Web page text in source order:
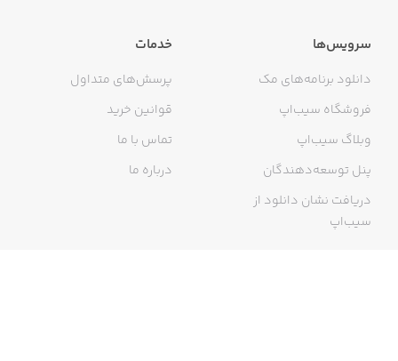
سرویس‌ها
دانلود برنامه‌های مک
فروشگاه سیب‌اپ
وبلاگ سیب‌اپ
پنل توسعه‌دهندگان
دریافت نشان دانلود از
سیب‌اپ
خدمات
پرسش‌های متداول
قوانین خرید
تماس با ما
درباره ما